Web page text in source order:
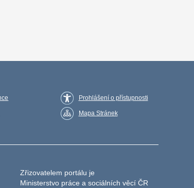
Prohlášení o přístupnosti
Mapa Stránek
Zřizovatelem portálu je
Ministerstvo práce a sociálních věcí ČR